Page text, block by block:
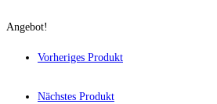
Angebot!
Vorheriges Produkt
Nächstes Produkt